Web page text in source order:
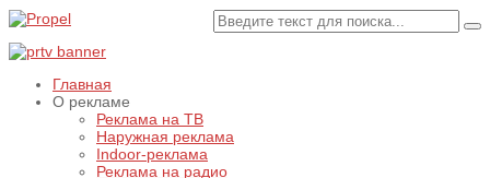
Главная
О рекламе
Реклама на ТВ
Наружная реклама
Indoor-реклама
Реклама на радио